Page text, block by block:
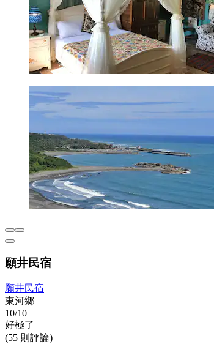
願井民宿
願井民宿
東河鄉
10/10
好極了
(55 則評論)